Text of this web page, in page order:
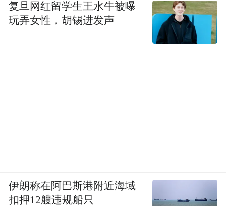
复旦网红留学生王水牛被曝
玩弄女性，胡锡进发声
伊朗称在阿巴斯港附近海域
扣押12艘违规船只